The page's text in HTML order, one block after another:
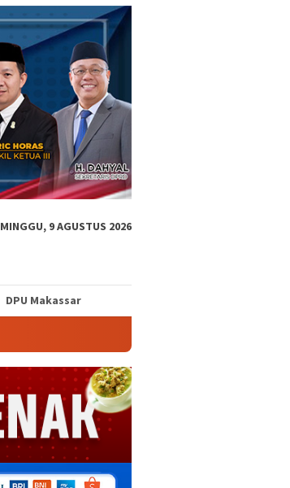
MINGGU, 9 AGUSTUS 2026
DPU Makassar